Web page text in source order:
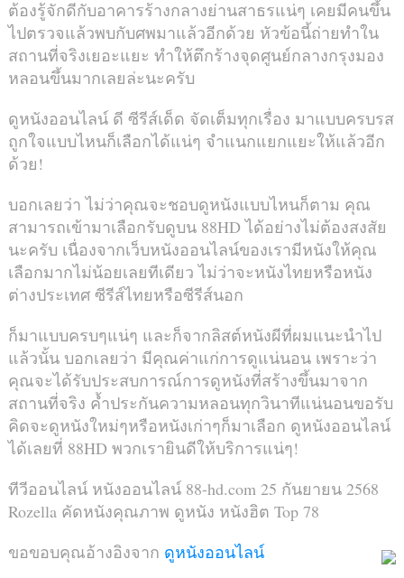
ต้องรู้จักดีกับอาคารร้างกลางย่านสาธรแน่ๆ เคยมีคนขึ้น
ไปตรวจแล้วพบกับศพมาแล้วอีกด้วย หัวข้อนี้ถ่ายทำใน
สถานที่จริงเยอะแยะ ทำให้ตึกร้างจุดศูนย์กลางกรุงมอง
หลอนขึ้นมากเลยล่ะนะครับ
ดูหนังออนไลน์ ดี ซีรีส์เด็ด จัดเต็มทุกเรื่อง มาแบบครบรส
ถูกใจแบบไหนก็เลือกได้แน่ๆ จำแนกแยกแยะให้แล้วอีก
ด้วย!
บอกเลยว่า ไม่ว่าคุณจะชอบดูหนังแบบไหนก็ตาม คุณ
สามารถเข้ามาเลือกรับดูบน 88HD ได้อย่างไม่ต้องสงสัย
นะครับ เนื่องจากเว็บหนังออนไลน์ของเรามีหนังให้คุณ
เลือกมากไม่น้อยเลยทีเดียว ไม่ว่าจะหนังไทยหรือหนัง
ต่างประเทศ ซีรีส์ไทยหรือซีรีส์นอก
ก็มาแบบครบๆแน่ๆ และก็จากลิสต์หนังผีที่ผมแนะนำไป
แล้วนั้น บอกเลยว่า มีคุณค่าแก่การดูแน่นอน เพราะว่า
คุณจะได้รับประสบการณ์การดูหนังที่สร้างขึ้นมาจาก
สถานที่จริง ค้ำประกันความหลอนทุกวินาทีแน่นอนขอรับ
คิดจะดูหนังใหม่ๆหรือหนังเก่าๆก็มาเลือก ดูหนังออนไลน์
ได้เลยที่ 88HD พวกเรายินดีให้บริการแน่ๆ!
ทีวีออนไลน์ หนังออนไลน์ 88-hd.com 25 กันยายน 2568
Rozella คัดหนังคุณภาพ ดูหนัง หนังฮิต Top 78
ขอขอบคุณอ้างอิงจาก ดูหนังออนไลน์